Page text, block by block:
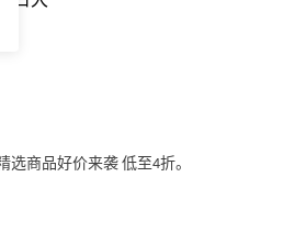
选商品好价来袭 低至4折。